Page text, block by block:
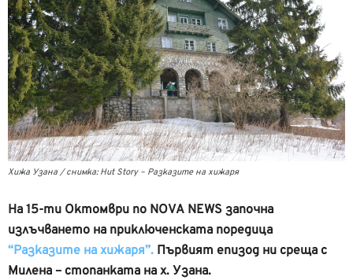
Хижа Узана / снимка: Hut Story – Разказите на хижаря
На 15-ти Октомври по NOVA NEWS започна
излъчването на приключенската поредица
“Разказите на хижаря”. Първият епизод ни среща с
Милена – стопанката на х. Узана.